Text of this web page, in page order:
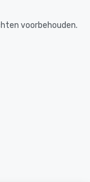
voorbehouden.